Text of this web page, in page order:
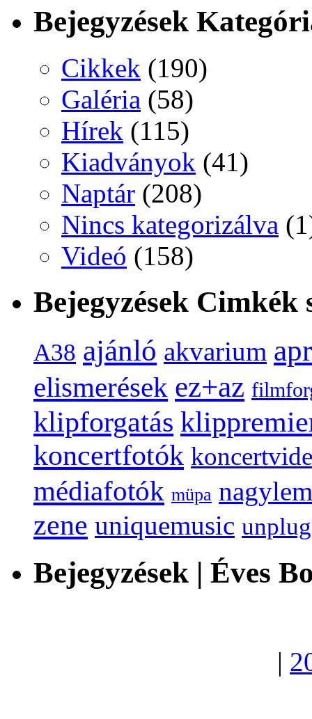
Bejegyzések
Cikkek (190)
Galéria (58)
Hírek (115)
Kiadványok (41)
Naptár (208)
Nincs kategorizálva
Videó (158)
Bejegyzések Cimkék
A38 ajánló akvarium
elismerések ez+az
klipforgatás
koncertfotók
médiafotók müpa
zene uniquemusic
Bejegyzések | Éves
|